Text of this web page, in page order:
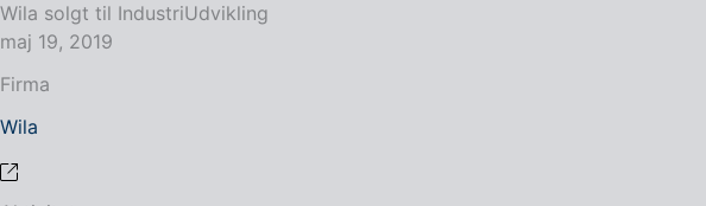
Wila solgt til IndustriUdvikling
maj 19, 2019
Firma
Wila